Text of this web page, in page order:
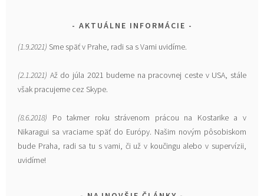
AKTUÁLNE INFORMÁCIE
(1.9.2021) Sme späť v Prahe, radi sa s Vami uvidíme.
(2.1.2021) Až do júla 2021 budeme na pracovnej ceste v USA, stále
však pracujeme cez Skype.
(8.6.2018) Po takmer roku strávenom prácou na Kostarike a v
Nikaragui sa vraciame späť do Európy. Našim novým pôsobiskom
bude Praha, radi sa tu s vami, či už v koučingu alebo v supervízii,
uvidíme!